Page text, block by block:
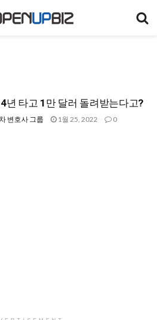
년 타고 1만 달러 돌려받는다고?
변호사 그룹 1월 25, 2022 0